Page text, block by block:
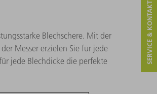
Blechschere. Mit der
Messer erzielen Sie für jede
jede Blechdicke die perfekte
SERVICE & KONTAKT